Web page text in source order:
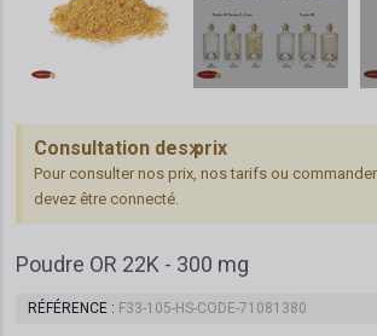
Consultation des prix
Pour consulter nos prix, nos tarifs ou
devez être connecté.
Poudre OR 22K - 300 mg
RÉFÉRENCE F33-105-HS-CODE-71081380